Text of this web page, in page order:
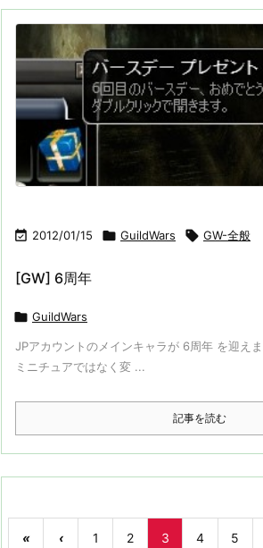
 2012/01/15  GuildWars  GW-全般
[GW] 6周年
 GuildWars
JPアカウントのメインキャラが 6周年 を迎え
ミニチュアではなく変 ...
記事を読む
« ‹ 1 2 3 4 5